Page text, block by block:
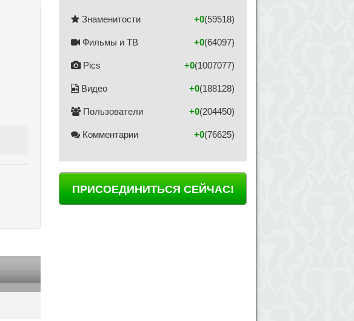
Знаменитости (59518)
+0
Фильмы и ТВ (64097)
+0
Pics (1007077)
+0
Видео (188128)
+0
Пользователи (204450)
+0
Комментарии (76625)
+0
ПРИСОЕДИНИТЬСЯ СЕЙЧАС!